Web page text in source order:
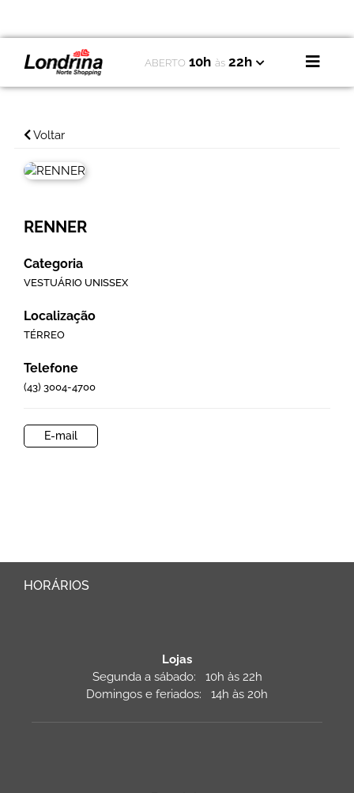
ABERTO 10h às 22h
Voltar
RENNER
Categoria
VESTUÁRIO UNISSEX
Localização
TÉRREO
Telefone
(43) 3004-4700
E-mail
HORÁRIOS
Lojas
Segunda a sábado: 10h às 22h
Domingos e feriados: 14h às 20h